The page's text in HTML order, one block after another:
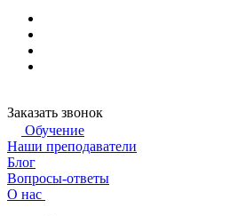
Заказать звонок
Обучение
Наши преподаватели
Блог
Вопросы-ответы
О нас